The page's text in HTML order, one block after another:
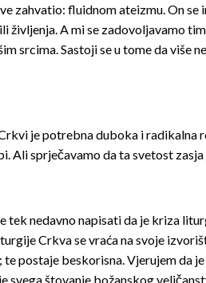
zahvatio: fluidnom ateizmu. On se
A mi se zadovoljavamo
srcima. Sastoji se u tome da više
je potrebna duboka i
Ali sprječavamo da ta svetost
tek nedavno napisati da je kriza
Crkva se vraća na svoje
postaje beskorisna. Vjerujem
svega štovanje božanskog